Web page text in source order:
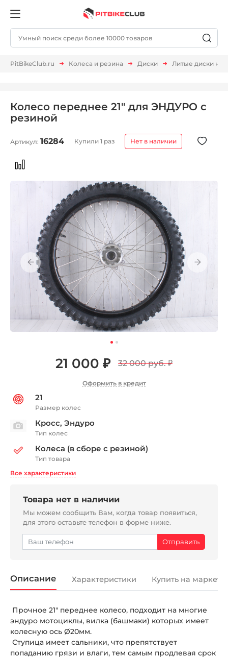
PitBikeClub.ru Колеса и резина Диски Литые диски на
Колесо переднее 21" для ЭНДУРО с
резиной
Артикул: 16284 Купили 1 раз Нет в наличии
21 000 ₽ 32 000 руб.₽
Оформить в кредит
21
Размер колес
Кросс, Эндуро
Тип колес
Колеса (в сборе с резиной)
Тип товара
Все характеристики
Товара нет в наличии
Мы можем сообщить Вам, когда товар появиться,
для этого оставьте телефон в форме ниже.
Описание Характеристики Купить на
Прочное 21" переднее колесо, подходит на многие
эндуро мотоциклы, вилка (башмаки) которых имеет
колесную ось Ø20мм.
Ступица имеет сальники, что препятствует
попаданию грязи и влаги, тем самым продлевая срок